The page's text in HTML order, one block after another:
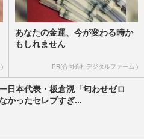
)
あなたの金運、今が変わる時か
もしれません
PR(合同会社デジタルファーム )
日本代表・板倉滉「匂わせゼロ
かったセレブすぎ...